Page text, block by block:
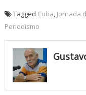
Tagged Cuba Jornada
Periodismo